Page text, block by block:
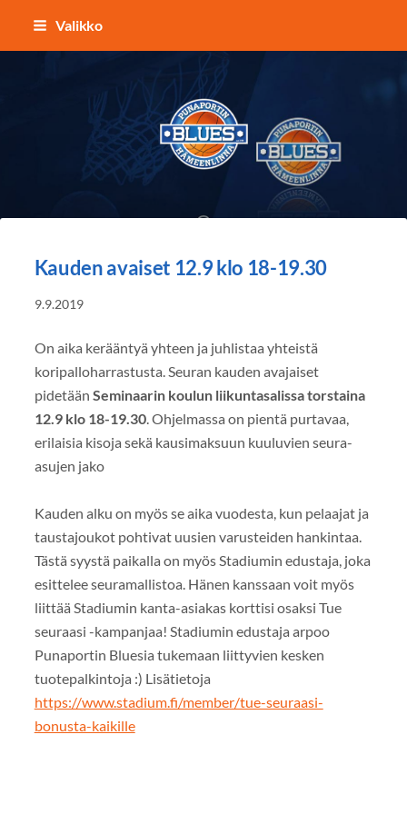
Siirry
Valikko
Punaportin Blues - Koripalloa
Kauden avaiset 12.9 klo 18-19.30
9.9.2019
On aika kerääntyä yhteen ja juhlistaa yhteistä
koripalloharrastusta. Seuran kauden avajaiset
pidetään Seminaarin koulun liikuntasalissatorstaina
12.9 klo 18-19.30. Ohjelmassa on pientä purtavaa,
erilaisia kisoja sekä kausimaksuun kuuluvien seura-
asujen jako
Kauden alku on myös se aika vuodesta, kun pelaajat ja
taustajoukot pohtivat uusien varusteiden hankintaa.
Tästä syystä paikalla on myös Stadiumin edustaja, joka
esittelee seuramallistoa. Hänen kanssaan voit myös
liittää Stadiumin kanta-asiakas korttisi osaksi Tue
seuraasi -kampanjaa! Stadiumin edustaja arpoo
Punaportin Bluesia tukemaan liittyvien kesken
tuotepalkintoja :) Lisätietoja
https://www.stadium.fi/member/tue-seuraasi-
bonusta-kaikille